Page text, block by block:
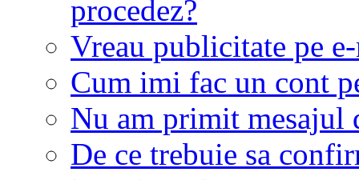
procedez?
Vreau publicitate pe
Cum imi fac un cont
Nu am primit mesajul
De ce trebuie sa